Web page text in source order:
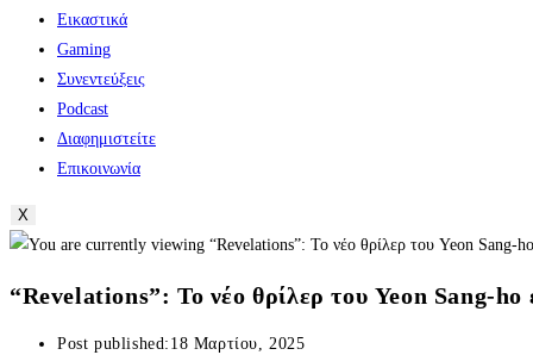
Εικαστικά
Gaming
Συνεντεύξεις
Podcast
Διαφημιστείτε
Επικοινωνία
X
“Revelations”: Το νέο θρίλερ του Yeon Sang-
Post published: 18 Μαρτίου, 2025